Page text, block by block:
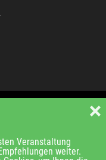
Veranstaltung
weiter.
❌